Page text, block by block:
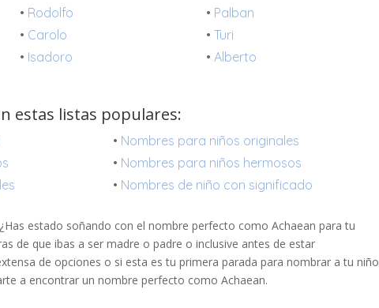
• Rodolfo • Palban
• Carolo • Turi
• Isadoro • Alberto
estas listas populares:
• Nombres para niños originales
• Nombres para niños hermosos
• Nombres de niño con significado
estado soñando con el nombre perfecto como Achaean para tu
de que ibas a ser madre o padre o inclusive antes de estar
de opciones o si esta es tu primera parada para nombrar a tu niño
a encontrar un nombre perfecto como Achaean.